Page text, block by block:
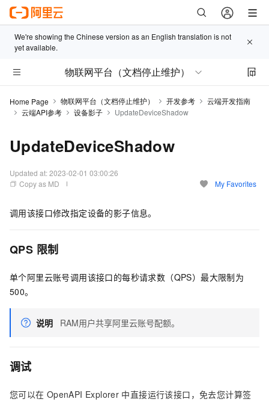
We're showing the Chinese version as an English translation is not
yet available.
物联网平台（文档停止维护）
Home Page 物联网平台（文档停止维护） 开发参考
云端开发指南
云端API参考
设备影子 UpdateDeviceShadow
UpdateDeviceShadow
Updated at:2023-02-01 03:00:26
Copy as MD
My Favorites
调用该接口修改指定设备的影子信息。
QPS 限制
单个阿里云账号调用该接口的每秒请求数（QPS）最大限制为
500。
说明 RAM用户共享阿里云账号配额。
调试
您可以在 OpenAPI Explorer 中直接运行该接口，免去您计算签